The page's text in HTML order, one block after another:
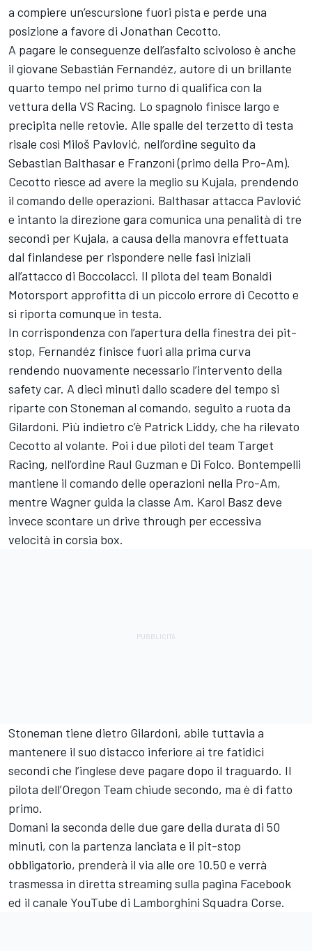
a compiere un’escursione fuori pista e perde una
posizione a favore di Jonathan Cecotto.
A pagare le conseguenze dell’asfalto scivoloso è anche
il giovane Sebastián Fernandéz, autore di un brillante
quarto tempo nel primo turno di qualifica con la
vettura della VS Racing. Lo spagnolo finisce largo e
precipita nelle retovie. Alle spalle del terzetto di testa
risale così Miloš Pavlović, nell’ordine seguito da
Sebastian Balthasar e Franzoni (primo della Pro-Am).
Cecotto riesce ad avere la meglio su Kujala, prendendo
il comando delle operazioni. Balthasar attacca Pavlović
e intanto la direzione gara comunica una penalità di tre
secondi per Kujala, a causa della manovra effettuata
dal finlandese per rispondere nelle fasi iniziali
all’attacco di Boccolacci. Il pilota del team Bonaldi
Motorsport approfitta di un piccolo errore di Cecotto e
si riporta comunque in testa.
In corrispondenza con l’apertura della finestra dei pit-
stop, Fernandéz finisce fuori alla prima curva
rendendo nuovamente necessario l’intervento della
safety car. A dieci minuti dallo scadere del tempo si
riparte con Stoneman al comando, seguito a ruota da
Gilardoni. Più indietro c’è Patrick Liddy, che ha rilevato
Cecotto al volante. Poi i due piloti del team Target
Racing, nell’ordine Raul Guzman e Di Folco. Bontempelli
mantiene il comando delle operazioni nella Pro-Am,
mentre Wagner guida la classe Am. Karol Basz deve
invece scontare un drive through per eccessiva
velocità in corsia box.
Stoneman tiene dietro Gilardoni, abile tuttavia a
mantenere il suo distacco inferiore ai tre fatidici
secondi che l’inglese deve pagare dopo il traguardo. Il
pilota dell’Oregon Team chiude secondo, ma è di fatto
primo.
Domani la seconda delle due gare della durata di 50
minuti, con la partenza lanciata e il pit-stop
obbligatorio, prenderà il via alle ore 10.50 e verrà
trasmessa in diretta streaming sulla pagina Facebook
ed il canale YouTube di Lamborghini Squadra Corse.